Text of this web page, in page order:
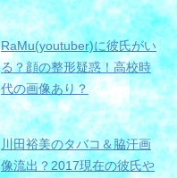
RaMu(youtuber)に彼氏がい
る？顔の整形疑惑！高校時
代の画像あり？
川田裕美のタバコ＆脇汗画
像流出？2017現在の彼氏や